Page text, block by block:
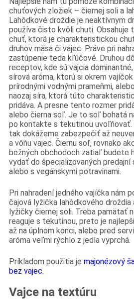
chuťových zložiek – čiernej soli a
Lahôdkové droždie je neaktívnym
používa čisto kvôli chuti. Obsahuje
chuť, ktorá je charakteristickou
druhov mäsa či vajec. Práve pri
zastúpenie teda kľúčové. Druhou
receptov, kde sú vajcia
sírová aróma, ktorú si okrem
prírodnými vodnými prameňmi,
naozaj síra, ktorá túto
pridáva. A presne tento rozmer
alebo čierna soľ. Je to soľ bohatá
po kontakte s tekutinou uvoľňovať.
tak dokážeme zabezpečiť až
a vôňu vajec. Čiernu soľ, rovnako
bežných obchodoch zatiaľ budete
vydať do špecializovaných predajní
alebo s vegánskymi potravinami.
Pri nahradení jedného vajíčka nám
čajová lyžička lahôdkového
lyžičky čiernej soli. Treba pamätať
reaguje s tekutinou, preto je
až na úplnom konci, alebo pred
aróma veľmi rýchlo z jedla vyprchá.
Príkladom použitia je majonézový
bez vajec.
Vajce na textúru